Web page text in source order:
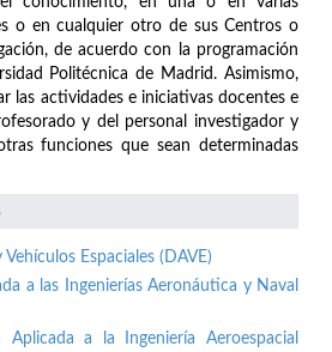
o en cualquier otro de sus Centros o
de acuerdo con la programación
Politécnica de Madrid. Asimismo,
las actividades e iniciativas docentes e
y del personal investigador y
funciones que sean determinadas
Espaciales (DAVE)
a las Ingenierías Aeronáutica y Naval
Aplicada a la Ingeniería Aeroespacial